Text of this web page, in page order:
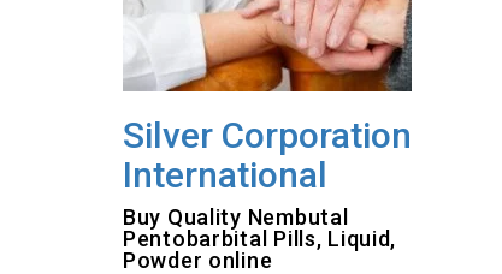
Silver Corporation
International
Buy Quality Nembutal
Pentobarbital Pills, Liquid,
Powder online